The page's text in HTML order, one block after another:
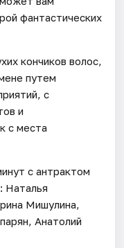
фантастических
кончиков волос,
путем
с
и
с места
с антрактом
Наталья
Мишулина,
Анатолий